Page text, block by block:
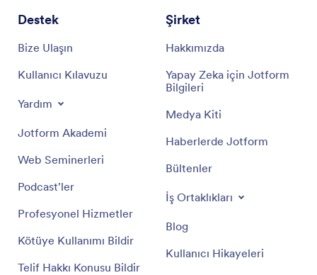
Destek
Bize Ulaşın
Kullanıcı Kılavuzu
Yardım
Jotform Akademi
Web Seminerleri
Podcast'ler
Profesyonel Hizmetler
Kötüye Kullanımı Bildir
Telif Hakkı Konusu Bildir
Şirket
Hakkımızda
Yapay Zeka için Jotform
Bilgileri
Medya Kiti
Haberlerde Jotform
Bültenler
İş Ortaklıkları
Blog
Kullanıcı Hikayeleri